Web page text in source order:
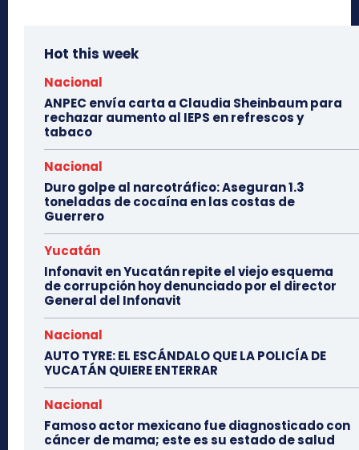
Hot this week
Nacional
ANPEC envía carta a Claudia Sheinbaum para
rechazar aumento al IEPS en refrescos y
tabaco
Nacional
Duro golpe al narcotráfico: Aseguran 1.3
toneladas de cocaína en las costas de
Guerrero
Yucatán
Infonavit en Yucatán repite el viejo esquema
de corrupción hoy denunciado por el director
General del Infonavit
Nacional
AUTO TYRE: EL ESCÁNDALO QUE LA POLICÍA DE
YUCATÁN QUIERE ENTERRAR
Nacional
Famoso actor mexicano fue diagnosticado con
cáncer de mama; este es su estado de salud